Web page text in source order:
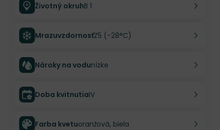
Životný okruhB 1
MrazuvzdornosťZ5 (-28°C)
Nároky na vodunízke
Doba kvitnutiaIV
Farba kvetuoranžová, biela